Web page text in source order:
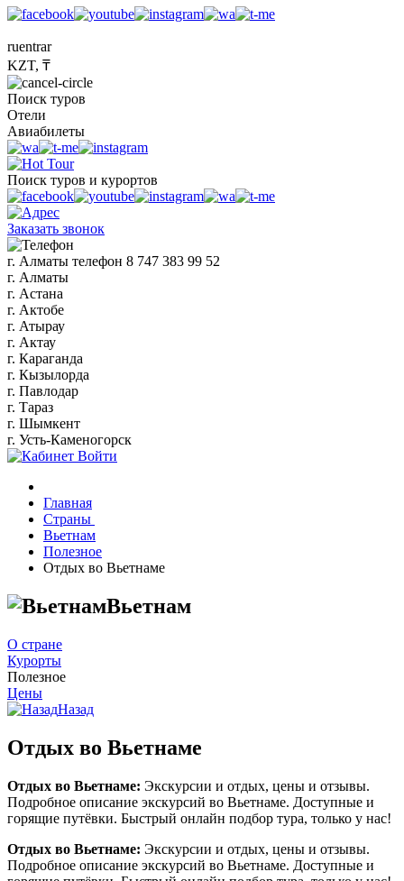
ruentrar
KZT, ₸
Поиск туров
Отели
Авиабилеты
Поиск туров и курортов
Заказать звонок
г. Алматы телефон 8 747 383 99 52
г. Алматы
г. Астана
г. Актобе
г. Атырау
г. Актау
г. Караганда
г. Кызылорда
г. Павлодар
г. Тараз
г. Шымкент
г. Усть-Каменогорск
Войти
Главная
Страны
Вьетнам
Полезное
Отдых во Вьетнаме
Вьетнам
О стране
Курорты
Полезное
Цены
Назад
Отдых во Вьетнаме
Отдых во Вьетнаме: Экскурсии и отдых, цены и отзывы.
Подробное описание экскурсий во Вьетнаме. Доступные и
горящие путёвки. Быстрый онлайн подбор тура, только у нас!
Отдых во Вьетнаме: Экскурсии и отдых, цены и отзывы.
Подробное описание экскурсий во Вьетнаме. Доступные и